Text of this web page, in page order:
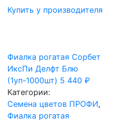
Купить у производителя
Фиалка рогатая Сорбет
ИксПи Делфт Блю
(1уп-1000шт) 5 440 ₽
Категории:
Cемена цветов ПРОФИ,
Фиалка рогатая